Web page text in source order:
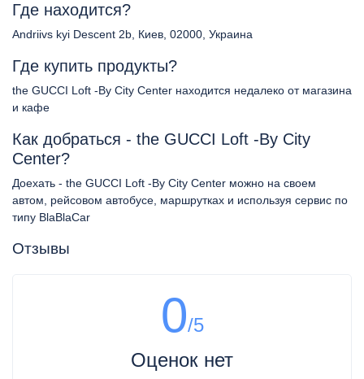
Где находится?
Andriivs kyi Descent 2b, Киев, 02000, Украина
Где купить продукты?
the GUCCI Loft -By City Center находится недалеко от магазина
и кафе
Как добраться - the GUCCI Loft -By City
Center?
Доехать - the GUCCI Loft -By City Center можно на своем
автом, рейсовом автобусе, маршрутках и используя сервис по
типу BlaBlaCar
Отзывы
0/5
Оценок нет